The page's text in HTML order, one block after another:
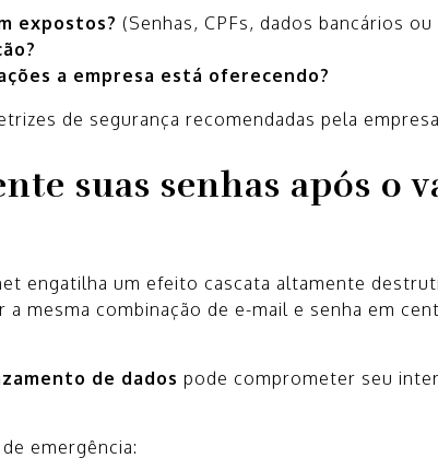
expostos? (Senhas, CPFs, dados bancários
a empresa está oferecendo?
de segurança recomendadas pela
suas senhas após o
engatilha um efeito cascata altamente
mesma combinação de e-mail e senha em
de dados pode comprometer seu
emergência: